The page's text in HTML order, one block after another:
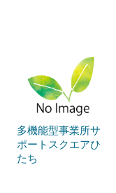
多機能型事業所サ
ポートスクエアひ
たち